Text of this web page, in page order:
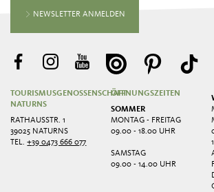
NEWSLETTER ANMELDEN
TOURISMUSGENOSSENSCHAFT
NATURNS
RATHAUSSTR. 1
39025 NATURNS
TEL.+39 0473 666 077
ÖFFNUNGSZEITEN
SOMMER
MONTAG - FREITAG
09.00 - 18.00 UHR
SAMSTAG
09.00 - 14.00 UHR